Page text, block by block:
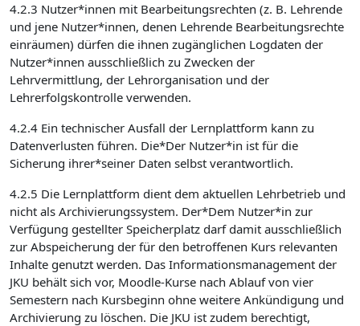
4.2.3 Nutzer*innen mit Bearbeitungsrechten (z. B. Lehrende
und jene Nutzer*innen, denen Lehrende Bearbeitungsrechte
einräumen) dürfen die ihnen zugänglichen Logdaten der
Nutzer*innen ausschließlich zu Zwecken der
Lehrvermittlung, der Lehrorganisation und der
Lehrerfolgskontrolle verwenden.
4.2.4 Ein technischer Ausfall der Lernplattform kann zu
Datenverlusten führen. Die*Der Nutzer*in ist für die
Sicherung ihrer*seiner Daten selbst verantwortlich.
4.2.5 Die Lernplattform dient dem aktuellen Lehrbetrieb und
nicht als Archivierungssystem. Der*Dem Nutzer*in zur
Verfügung gestellter Speicherplatz darf damit ausschließlich
zur Abspeicherung der für den betroffenen Kurs relevanten
Inhalte genutzt werden. Das Informationsmanagement der
JKU behält sich vor, Moodle-Kurse nach Ablauf von vier
Semestern nach Kursbeginn ohne weitere Ankündigung und
Archivierung zu löschen. Die JKU ist zudem berechtigt,